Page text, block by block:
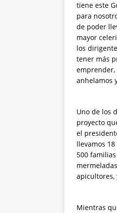
tiene este
para
de poder
mayor
los
tener más
anhelamos
Uno de los
proyecto
el
llevamos
500
apicultores,
Mientras